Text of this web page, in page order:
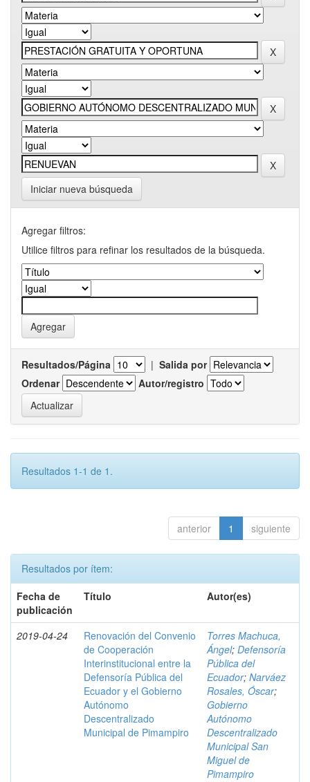
Iniciar nueva búsqueda
Agregar filtros:
Utilice filtros para refinar los resultados de la búsqueda.
Resultados/Página | Salida por
Ordenar
Autor/registro
Resultados 1-1 de 1.
anterior 1 siguiente
Resultados por ítem:
Fecha de
publicación
Título Autor(es)
2019-04-24
Renovación del Convenio
de Cooperación
Interinstitucional entre la
Defensoría Pública del
Ecuador y el Gobierno
Autónomo
Descentralizado
Municipal de Pimampiro
Torres Machuca,
Ángel; Defensoría
Pública del
Ecuador; Narváez
Rosales, Óscar;
Gobierno
Autónomo
Descentralizado
Municipal San
Miguel de
Pimampiro